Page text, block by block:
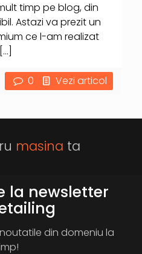
timp pe blog, din
Astazi va prezit un
ce l-am realizat
[…]
0 Vezi articol
masina ta
la newsletter
din domeniu la